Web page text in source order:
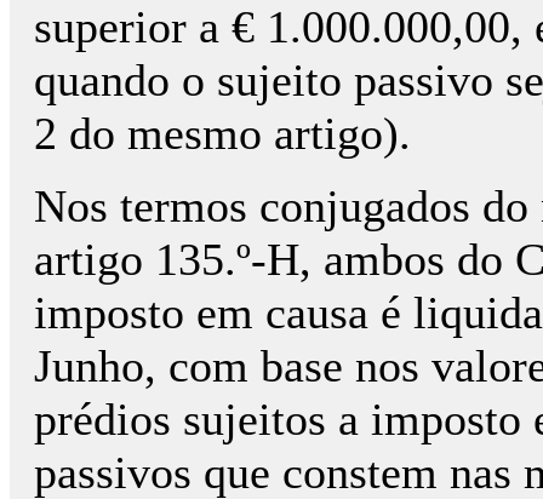
superior a €
quando o sujeito passivo
2 do mesmo artigo).
Nos termos conjugados
artigo 135.º-H, ambos do
imposto em causa é
Junho, com base nos
prédios sujeitos a imposto
passivos que constem nas